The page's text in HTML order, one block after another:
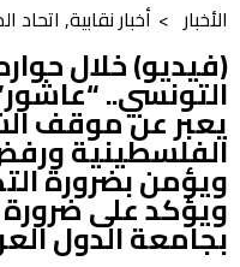
الأخبار > أخبار نقابية, اتحاد
(فيديو) خلال
التونسي..
يعبر عن موقف
الفلسطينية
ويؤمن بضرورة
ويؤكد على
بجامعة الدول